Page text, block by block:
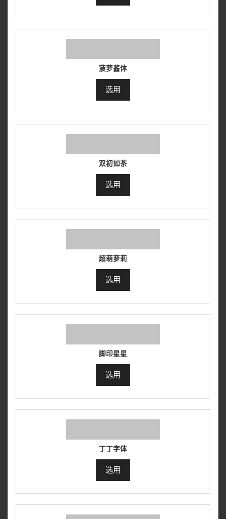
菠萝酱体
选用
双初如茶
选用
超萌萝莉
选用
脚印星星
选用
丁丁字体
选用